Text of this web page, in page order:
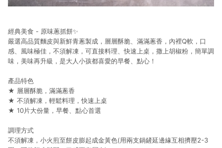
經典美食 - 原味蔥抓餅✨
嚴選高品質麵皮與新鮮青蔥製成，層層酥脆、滿滿蔥香，內裡Q軟，口
感、風味極佳，不須解凍，可直接料理、快速上桌，撒上胡椒粉，簡單調
味，美味再升級，是大人小孩都喜愛的早餐、點心！
產品特色
★ 層層酥脆，滿滿蔥香
★ 不須解凍，輕鬆料理，快速上桌
★ 10片大份量，早餐、點心首選
調理方式
不須解凍，小火煎至餅皮膨起成金黃色(用兩支鍋鏟延邊緣互相擠壓2-3